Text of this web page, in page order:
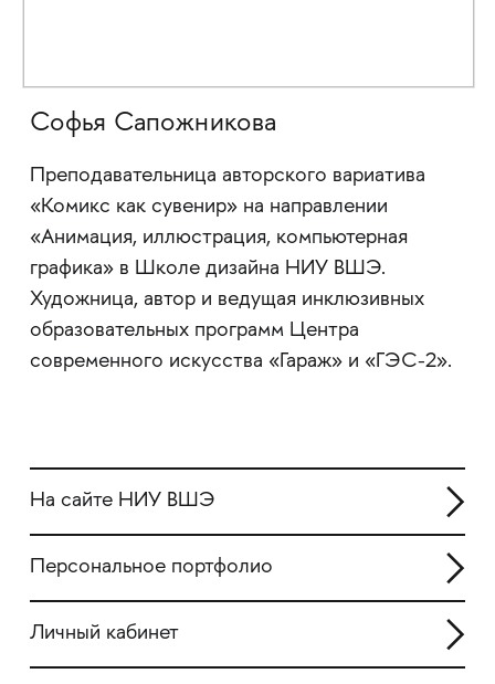
Софья Сапожникова
Преподавательница авторского вариатива
«Комикс как сувенир» на направлении
«Анимация, иллюстрация, компьютерная
графика» в Школе дизайна НИУ ВШЭ.
Художница, автор и ведущая инклюзивных
образовательных программ Центра
современного искусства «Гараж» и «ГЭС-2».
На сайте НИУ ВШЭ
Персональное портфолио
Личный кабинет